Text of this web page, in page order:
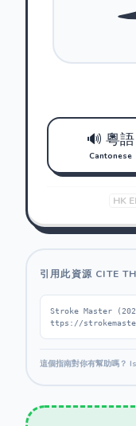
🔊 粵語
Cantonese
HK
引用此資源 CITE
Stroke Master
ttps://
這個指南對你有幫助嗎？